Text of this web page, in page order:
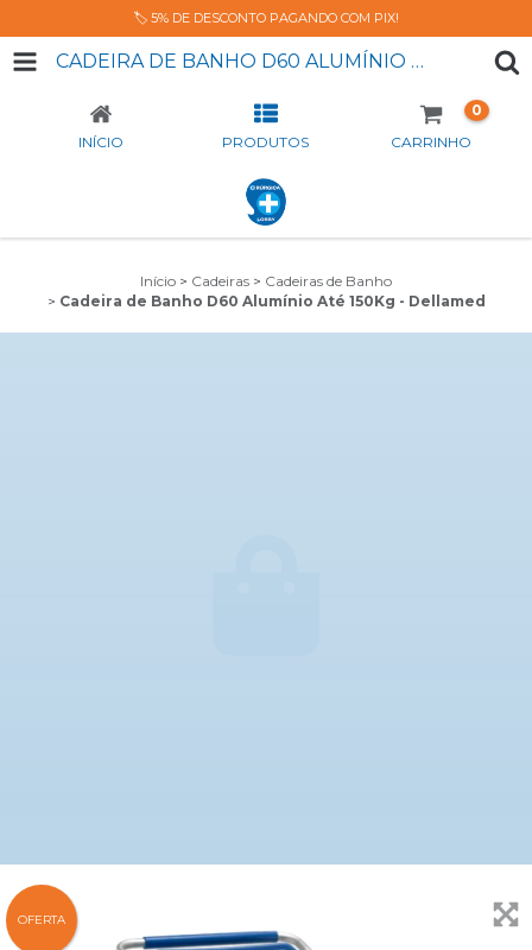
🏷️ 5% DE DESCONTO PAGANDO COM PIX!
CADEIRA DE BANHO D60 ALUMÍNIO ATÉ 150KG - DELLAMED
INÍCIO PRODUTOS CARRINHO
0
Início > Cadeiras > Cadeiras de Banho
> Cadeira de Banho D60 Alumínio Até 150Kg - Dellamed
OFERTA